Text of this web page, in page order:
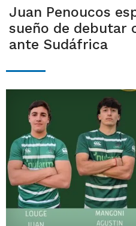
Juan Penoucos
sueño de debutar
ante Sudáfrica